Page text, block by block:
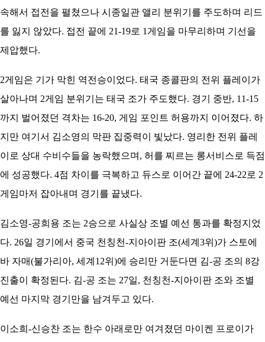
속해서 접전을 펼쳤으나 시종일관 앨리 분위기를 주도하며 리드
를 잃지 않았다. 접전 끝에 21-19로 1게임을 마무리하며 기선을
제압했다.
2게임은 기가 막힌 역전승이었다. 태국 종콜판의 전위 플레이가
살아나며 2게임 분위기는 태국 조가 주도했다. 경기 중반, 11-15
까지 벌어졌던 격차는 16-20, 게임 포인트 허용까지 이어졌다. 하
지만 여기서 김소영의 막판 집중력이 빛났다. 영리한 전위 플레
이로 상대 수비수들을 농락했으며, 허를 찌르는 롱서비스로 득점
에 성공했다. 4점 차이를 극복하고 듀스로 이어간 끝에 24-22로 2
게임마저 잡아내며 경기를 끝냈다.
김소영-공희용 조는 2승으로 사실상 조별 예선 통과를 확정지었
다. 26일 경기에서 중국 천칭천-지아이판 조(세계3위)가 스토에
바 자매(불가리아, 세계12위)에 승리만 거둔다면 김-공 조의 8강
진출이 확정된다. 김-공 조는 27일, 천칭천-지아이판 조와 조별
예선 마지막 경기만을 남겨두고 있다.
이소희-신승찬 조는 한수 아래로만 여겨졌던 마이켄 프로이가